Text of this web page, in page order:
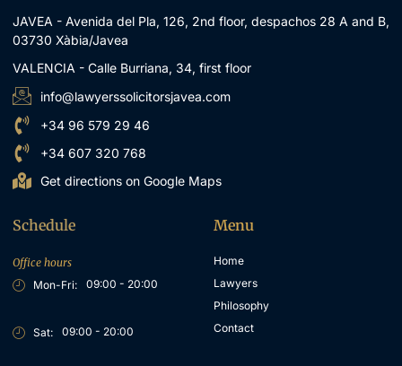
JAVEA - Avenida del Pla, 126, 2nd floor, despachos 28 A and B,
03730 Xàbia/Javea
VALENCIA - Calle Burriana, 34, first floor
info@lawyerssolicitorsjavea.com
+34 96 579 29 46
+34 607 320 768
Get directions on Google Maps
Schedule
Office hours
Mon-Fri:
09:00 - 20:00
Sat: 09:00 - 20:00
Menu
Home
Lawyers
Philosophy
Contact